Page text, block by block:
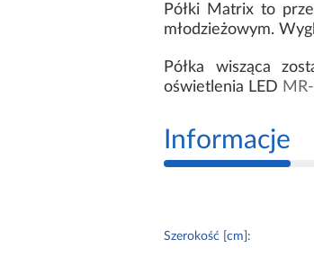
Półki Matrix to
młodzieżowym.
Półka wisząca
oświetlenia LED
Informacje
Szerokość [cm]: